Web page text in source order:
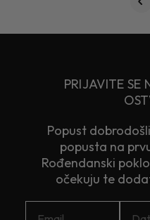
PRIJAVITE SE
Popust
popusta na
Rođendanski
očekuju te